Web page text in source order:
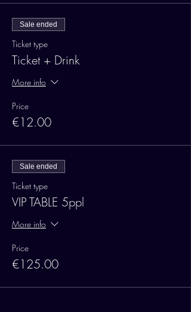
Sale ended
Ticket type
Ticket + Drink
More info
Price
€12.00
Sale ended
Ticket type
VIP TABLE 5ppl
More info
Price
€125.00